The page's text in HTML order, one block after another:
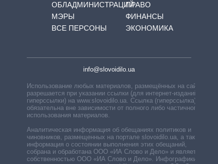
ОБЛАДМИНИСТРАЦИЙ
МЭРЫ
ВСЕ ПЕРСОНЫ
ПРАВО
ФИНАНСЫ
ЭКОНОМИКА
info@slovoidilo.ua
Использование любых материалов, размещённых на сайте,
разрешается при указании ссылки (для интернет-изданий —
гиперссылки) на www.slovoidilo.ua. Ссылка (гиперссылка)
обязательна вне зависимости от полного либо частичного
использования материалов.
Аналитическая информация об обещаниях политиков и
чиновников, размещенных на портале slovoidilo.ua, а также
информация о состоянии выполнения этих обещаний,
собрана и обработана ООО «ИА Слово и Дело» и является
собственностью ООО «ИА Слово и Дело». Инфографики,